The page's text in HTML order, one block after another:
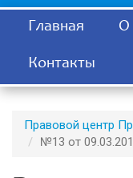
Главная О
Контакты
Правовой центр
№13 от